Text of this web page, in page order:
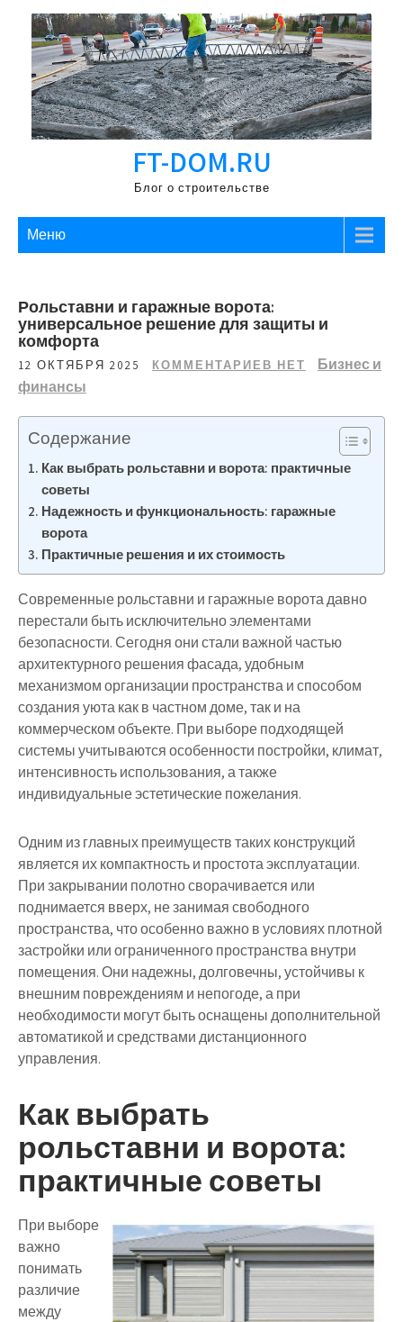
Перейти
содержимому
FT-DOM.RU
Блог о строительстве
Меню
Рольставни и гаражные ворота:
универсальное решение для защиты и
комфорта
12 ОКТЯБРЯ 2025 КОММЕНТАРИЕВ НЕТ
Бизнес и
финансы
Содержание
Как выбрать рольставни и ворота: практичные
советы
Надежность и функциональность: гаражные
ворота
Практичные решения и их стоимость
Современные рольставни и гаражные ворота давно
перестали быть исключительно элементами
безопасности. Сегодня они стали важной частью
архитектурного решения фасада, удобным
механизмом организации пространства и способом
создания уюта как в частном доме, так и на
коммерческом объекте. При выборе подходящей
системы учитываются особенности постройки, климат,
интенсивность использования, а также
индивидуальные эстетические пожелания.
Одним из главных преимуществ таких конструкций
является их компактность и простота эксплуатации.
При закрывании полотно сворачивается или
поднимается вверх, не занимая свободного
пространства, что особенно важно в условиях плотной
застройки или ограниченного пространства внутри
помещения. Они надежны, долговечны, устойчивы к
внешним повреждениям и непогоде, а при
необходимости могут быть оснащены дополнительной
автоматикой и средствами дистанционного
управления.
Как выбрать
рольставни и ворота:
практичные советы
При выборе
важно
понимать
различие
между